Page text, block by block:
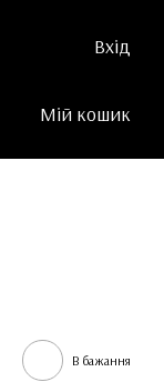
Вхід
Мій кошик
В бажання